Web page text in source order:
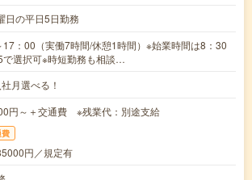
日の平日5日勤務
：00（実働7時間/休憩1時間）※始業時間は8：30
で選択可※時短勤務も相談…
月選べる！
円～＋交通費 ※残業代：別途支給
円／規定有